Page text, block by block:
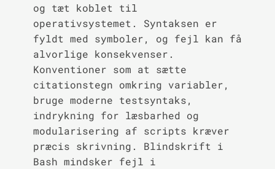
og tæt koblet til
operativsystemet. Syntaksen er
fyldt med symboler, og fejl kan få
alvorlige konsekvenser.
Konventioner som at sætte
citationstegn omkring variabler,
bruge moderne testsyntaks,
indrykning for læsbarhed og
modularisering af scripts kræver
præcis skrivning. Blindskrift i
Bash mindsker fejl i